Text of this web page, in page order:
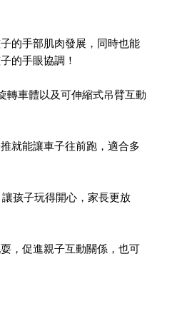
的手部肌肉發展，同時也能
的手眼協調！
轉車體以及可伸縮式吊臂互動
就能讓車子往前跑，適合多
孩子玩得開心，家長更放
，促進親子互動關係，也可